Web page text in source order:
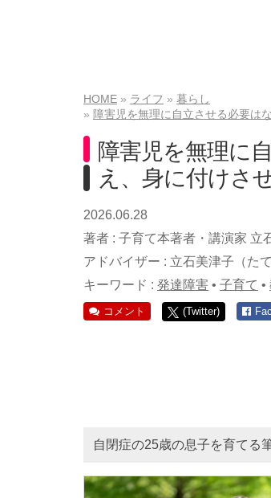
HOME ライフ
暮らし
障害児を無理に自立させる必要は
障害児を無理に
え、身に付けさ
2026.06.28
著者 : 子育て本著者・講演家 立
アドバイザー : 立石美津子（た
キーワード : 発達障害 • 子育て •
コメント (Twitter)
自閉症の25歳の息子を育てる